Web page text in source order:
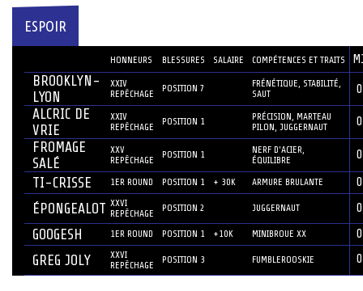
ESPOIR
HONNEURS BLESSURES SALAIRE COMPÉTENCES ET TRAITS
BROOKLYN-
LYON
XXIV
REPÊCHAGE
POSITION 7
FRÉNÉTIQUE, STABILITÉ,
SAUT
0
ALCRIC DE
VRIE
XXIV
REPÊCHAGE
POSITION 1
PRÉCISION, MARTEAU
PILON, JUGGERNAUT
0
FROMAGE
SALÉ
XXV
REPÊCHAGE
POSITION 1
NERF D'ACIER,
ÉQUILIBRE
0
TI-CRISSE 1ER ROUND POSITION 1 + 30K ARMURE BRULANTE 0
ÉPONGEALOT XXVI
REPÊCHAGE
POSITION 2 JUGGERNAUT 0
GOOGESH 1ER ROUND POSITION 1 +10K MINIBROUE XX 0
GREG JOLY
XXVI
REPÊCHAGE
POSITION 3 FUMBLEROOSKIE 0